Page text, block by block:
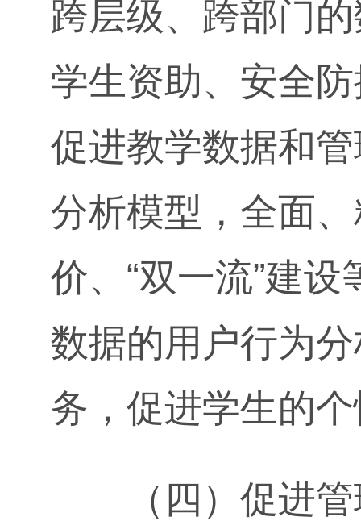
跨层级、跨部门
学生资助、安全
促进教学数据和
分析模型，全面
价、“双一流”建
数据的用户行为
务，促进学生的
（四）促进管